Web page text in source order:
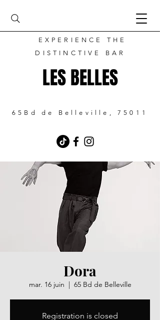
LES BELLES
EXPERIENCE THE
DISTINCTIVE BAR
65Bd de Belleville, 75011
Dora
mar. 16 juin
  |
65 Bd de Belleville
Registration is closed